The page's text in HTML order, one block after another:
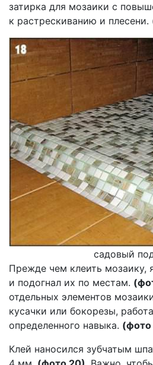
затирка для мозаики с
к растрескиванию и плесени.
садовый
Прежде чем клеить мозаику,
и подогнал их по местам.
отдельных элементов
кусачки или бокорезы,
определенного навыка. (фото
Клей наносился зубчатым